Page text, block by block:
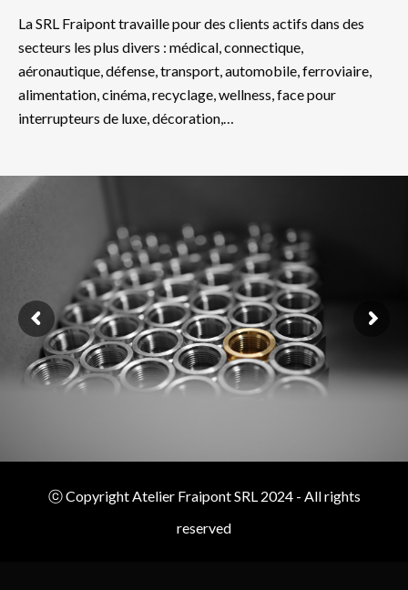
La SRL Fraipont travaille pour des clients actifs dans des
secteurs les plus divers : médical, connectique,
aéronautique, défense, transport, automobile, ferroviaire,
alimentation, cinéma, recyclage, wellness, face pour
interrupteurs de luxe, décoration,…
ⓒ Copyright Atelier Fraipont SRL 2024 - All rights
reserved